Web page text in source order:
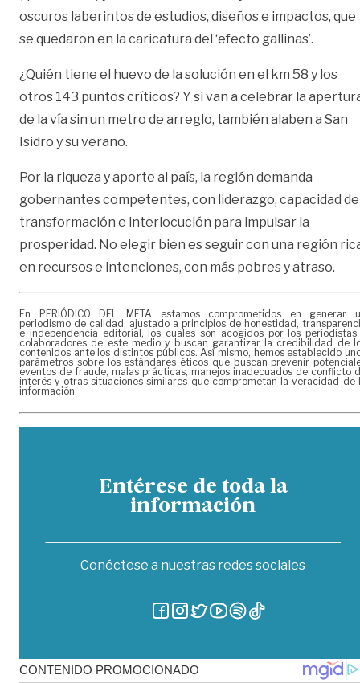
oscuros laberintos de estudios, diseños e impactos, que
se quedaron en la caricatura del ‘efecto gallinas’.
¿Quién tiene el huevo de la solución en el km 58 y los
otros 143 puntos críticos? Y si van a celebrar la
de la vía sin un metro de arreglo, también alaben a San
Isidro y su verano.
Por la riqueza y aporte al país, la región demanda
gobernantes competentes, con liderazgo, capacidad de
transformación e interlocución para impulsar la
prosperidad. No elegir bien es seguir con una región
en recursos e intenciones, con más pobres y atraso.
En PERIÓDICO DEL META estamos comprometidos en generar
periodismo de calidad, ajustado a principios de honestidad,
e independencia editorial, los cuales son acogidos por los periodistas
colaboradores de este medio y buscan garantizar la credibilidad de
contenidos ante los distintos públicos. Así mismo, hemos establecido
parámetros sobre los estándares éticos que buscan prevenir
eventos de fraude, malas prácticas, manejos inadecuados de conflicto
interés y otras situaciones similares que comprometan la veracidad de
información.
Entérese de toda la
información
Conéctese a nuestras redes sociales